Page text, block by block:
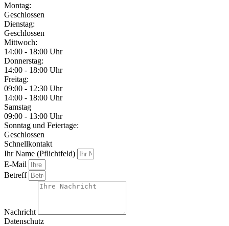
Montag:
Geschlossen
Dienstag:
Geschlossen
Mittwoch:
14:00 - 18:00 Uhr
Donnerstag:
14:00 - 18:00 Uhr
Freitag:
09:00 - 12:30 Uhr
14:00 - 18:00 Uhr
Samstag
09:00 - 13:00 Uhr
Sonntag und Feiertage:
Geschlossen
Schnellkontakt
Ihr Name (Pflichtfeld)
E-Mail
Betreff
Nachricht
Datenschutz